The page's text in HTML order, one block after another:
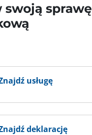
swoją sprawę
usługę
deklarację